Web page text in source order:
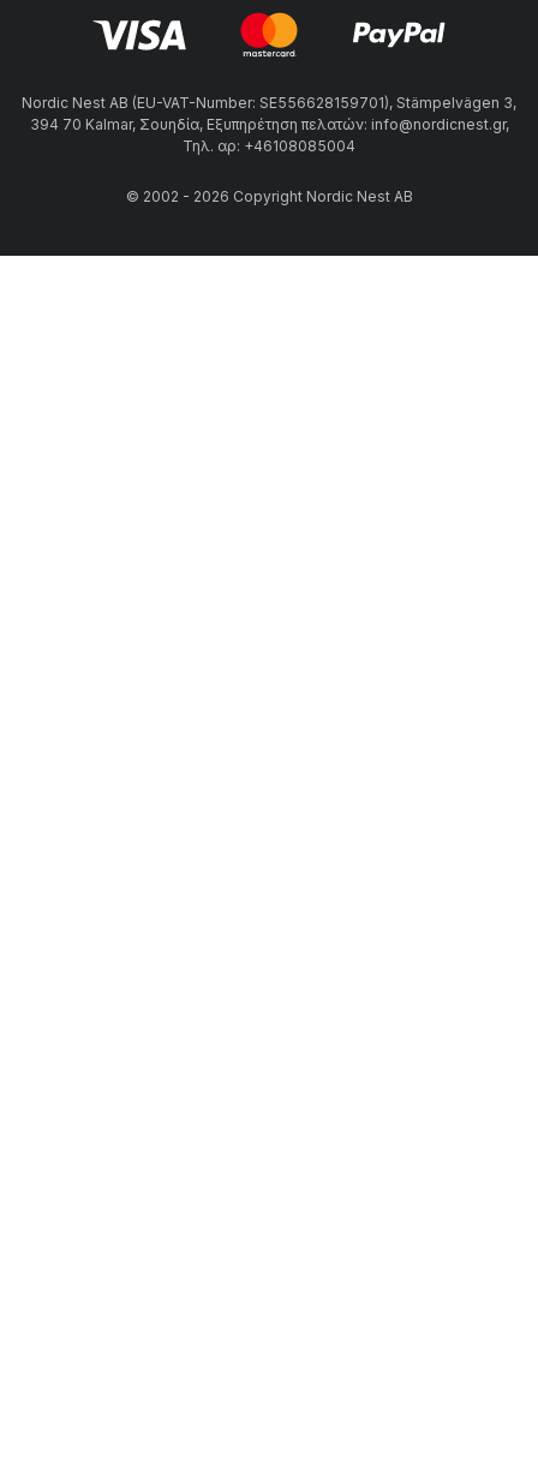
Nordic Nest AB (EU-VAT-Number: SE556628159701), Stämpelvägen 3,
394 70 Kalmar, Σουηδία, Εξυπηρέτηση πελατών: info@nordicnest.gr,
Τηλ. αρ: +46108085004
© 2002 - 2026 Copyright Nordic Nest AB